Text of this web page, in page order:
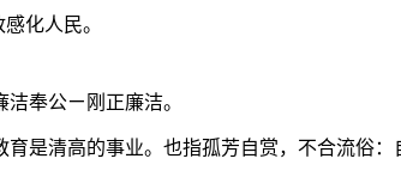
化人民。
奉公ㄧ刚正廉洁。
是清高的事业。也指孤芳自赏，不合流俗：